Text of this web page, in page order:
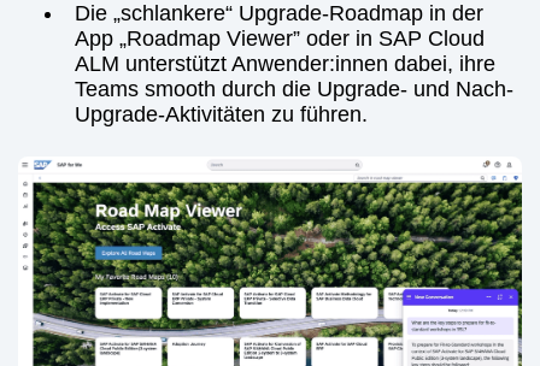
Die „schlankere“ Upgrade-Roadmap in der
App „Roadmap Viewer” oder in SAP Cloud
ALM unterstützt Anwender:innen dabei, ihre
Teams smooth durch die Upgrade- und Nach-
Upgrade-Aktivitäten zu führen.